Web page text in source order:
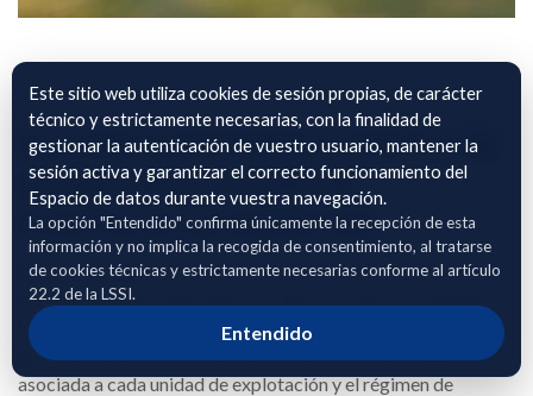
OLIVAR SANTÍSIMO CRISTO DE
LA SALUD S. COOP. DE
CASTILLA LA MANCHA
El archivo adjunto contiene información georreferenciada
correspondiente a parcelas de cultivo de olivar, incluyendo la
identificación SIGPAC mediante polígono, parcela y recinto,
su localización geográfica precisa, la superficie cultivada
asociada a cada unidad de explotación y el régimen de
Este sitio web utiliza cookies de sesión propias, de carácter
técnico y estrictamente necesarias, con la finalidad de
gestionar la autenticación de vuestro usuario, mantener la
sesión activa y garantizar el correcto funcionamiento del
Espacio de datos durante vuestra navegación.
La opción "Entendido" confirma únicamente la recepción de esta
información y no implica la recogida de consentimiento, al tratarse
de cookies técnicas y estrictamente necesarias conforme al artículo
22.2 de la LSSI.
Entendido